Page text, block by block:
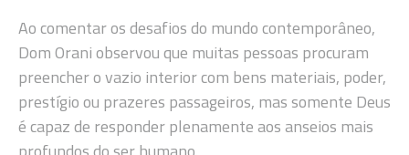
Ao comentar os desafios do mundo contemporâneo,
Dom Orani observou que muitas pessoas procuram
preencher o vazio interior com bens materiais, poder,
prestígio ou prazeres passageiros, mas somente Deus
é capaz de responder plenamente aos anseios mais